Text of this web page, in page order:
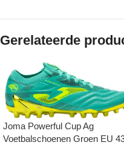
Gerelateerde
Joma Powerful Cup Ag
Voetbalschoenen Groen EU